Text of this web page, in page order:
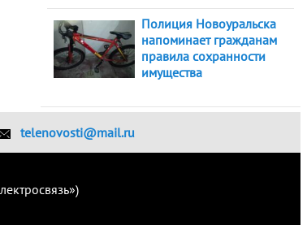
Полиция Новоуральска
напоминает гражданам
правила сохранности
имущества
telenovosti@mail.ru